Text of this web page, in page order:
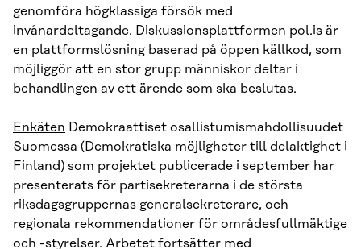
genomföra högklassiga försök med
invånardeltagande. Diskussionsplattformen pol.is är
en plattformslösning baserad på öppen källkod, som
möjliggör att en stor grupp människor deltar i
behandlingen av ett ärende som ska beslutas.
Enkäten Demokraattiset osallistumismahdollisuudet
Suomessa (Demokratiska möjligheter till delaktighet i
Finland) som projektet publicerade i september har
presenterats för partisekreterarna i de största
riksdagsgruppernas generalsekreterare, och
regionala rekommendationer för områdesfullmäktige
och -styrelser. Arbetet fortsätter med